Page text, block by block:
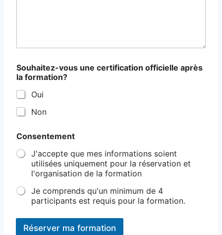
Souhaitez-vous une certification officielle après
la formation?
Oui
Non
Consentement
J'accepte que mes informations soient
utilisées uniquement pour la réservation et
l'organisation de la formation
Je comprends qu'un minimum de 4
participants est requis pour la formation.
Réserver ma formation